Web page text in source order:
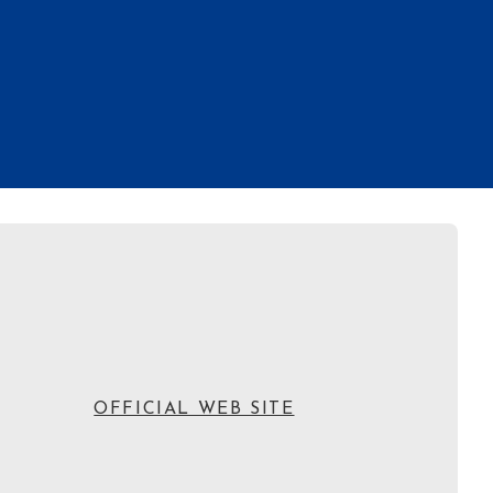
OFFICIAL WEB SITE